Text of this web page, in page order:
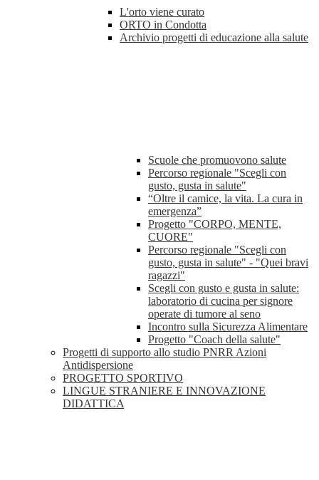
L'orto viene curato
ORTO in Condotta
Archivio progetti di educazione alla salute
Scuole che promuovono salute
Percorso regionale "Scegli con
gusto, gusta in salute"
“Oltre il camice, la vita. La cura in
emergenza”
Progetto "CORPO, MENTE,
CUORE"
Percorso regionale "Scegli con
gusto, gusta in salute" - "Quei bravi
ragazzi"
Scegli con gusto e gusta in salute:
laboratorio di cucina per signore
operate di tumore al seno
Incontro sulla Sicurezza Alimentare
Progetto "Coach della salute"
Progetti di supporto allo studio PNRR Azioni
Antidispersione
PROGETTO SPORTIVO
LINGUE STRANIERE E INNOVAZIONE
DIDATTICA